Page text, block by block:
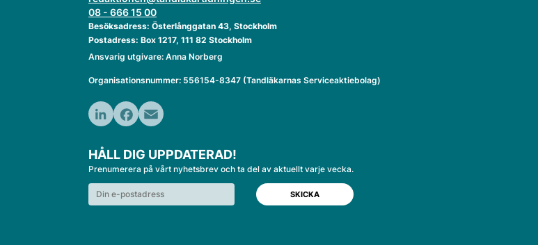
08 - 666 15 00
Besöksadress: Österlånggatan 43, Stockholm
Postadress: Box 1217, 111 82 Stockholm
Ansvarig utgivare: Anna Norberg
Organisationsnummer: 556154-8347 (Tandläkarnas Serviceaktiebolag)
HÅLL DIG UPPDATERAD!
Prenumerera på vårt nyhetsbrev och ta del av aktuellt varje vecka.